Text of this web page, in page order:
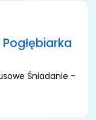
Śniadanie -